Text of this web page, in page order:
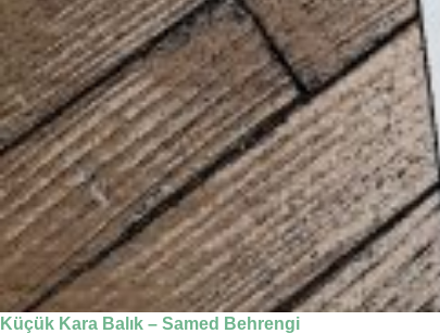
Küçük Kara Balık – Samed Behrengi